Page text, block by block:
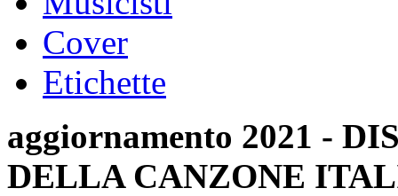
Cover
Etichette
aggiornamento 2021 -
DELLA CANZONE